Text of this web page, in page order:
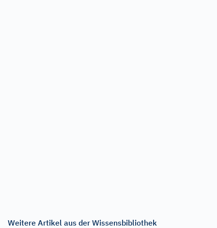
Weitere Artikel aus der Wissensbibliothek